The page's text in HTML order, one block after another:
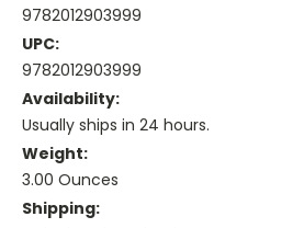
9782012903999
UPC:
9782012903999
Availability:
Usually ships in 24 hours.
Weight:
3.00 Ounces
Shipping: